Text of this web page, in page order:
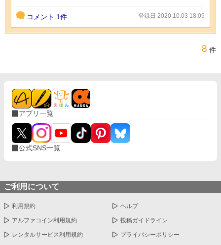
コメント 1件 登録日 2020.10.03 18:09
8 件
アプリ一覧
公式SNS一覧
ご利用について
利用規約 ヘルプ
アルファコイン利用規約 投稿ガイドライン
レンタルサービス利用規約 プライバシーポリシー